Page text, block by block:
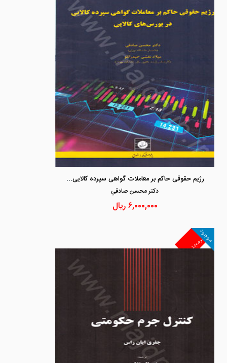
رژیم حقوقی حاکم بر معاملات گواهی سپرده کالایی در بورس های کالایی
دكتر محسن صادقي
۶,۰۰۰,۰۰۰ریال
غیرمجد
موجود